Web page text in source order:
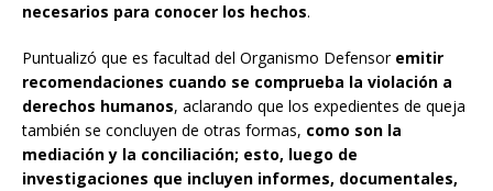
necesarios para conocer los hechos.
Puntualizó que es facultad del Organismo Defensor emitir
recomendaciones cuando se comprueba la violación a
derechos humanos, aclarando que los expedientes de queja
también se concluyen de otras formas, como son la
mediación y la conciliación; esto, luego de
investigaciones que incluyen informes, documentales,